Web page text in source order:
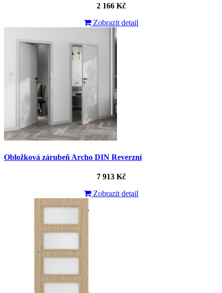
2 166 Kč
Zobrazit detail
Obložková zárubeň Archo DIN Reverzní
7 913 Kč
Zobrazit detail